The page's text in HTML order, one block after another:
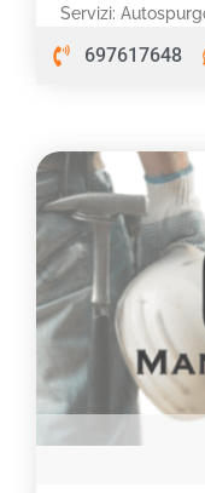
Servizi:
697617648